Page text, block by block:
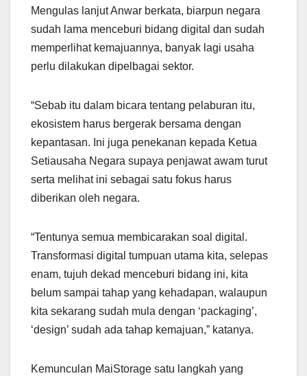
Mengulas lanjut Anwar berkata, biarpun negara
sudah lama menceburi bidang digital dan sudah
memperlihat kemajuannya, banyak lagi usaha
perlu dilakukan dipelbagai sektor.
“Sebab itu dalam bicara tentang pelaburan itu,
ekosistem harus bergerak bersama dengan
kepantasan. Ini juga penekanan kepada Ketua
Setiausaha Negara supaya penjawat awam turut
serta melihat ini sebagai satu fokus harus
diberikan oleh negara.
“Tentunya semua membicarakan soal digital.
Transformasi digital tumpuan utama kita, selepas
enam, tujuh dekad menceburi bidang ini, kita
belum sampai tahap yang kehadapan, walaupun
kita sekarang sudah mula dengan ‘packaging’,
‘design’ sudah ada tahap kemajuan,” katanya.
Kemunculan MaiStorage satu langkah yang